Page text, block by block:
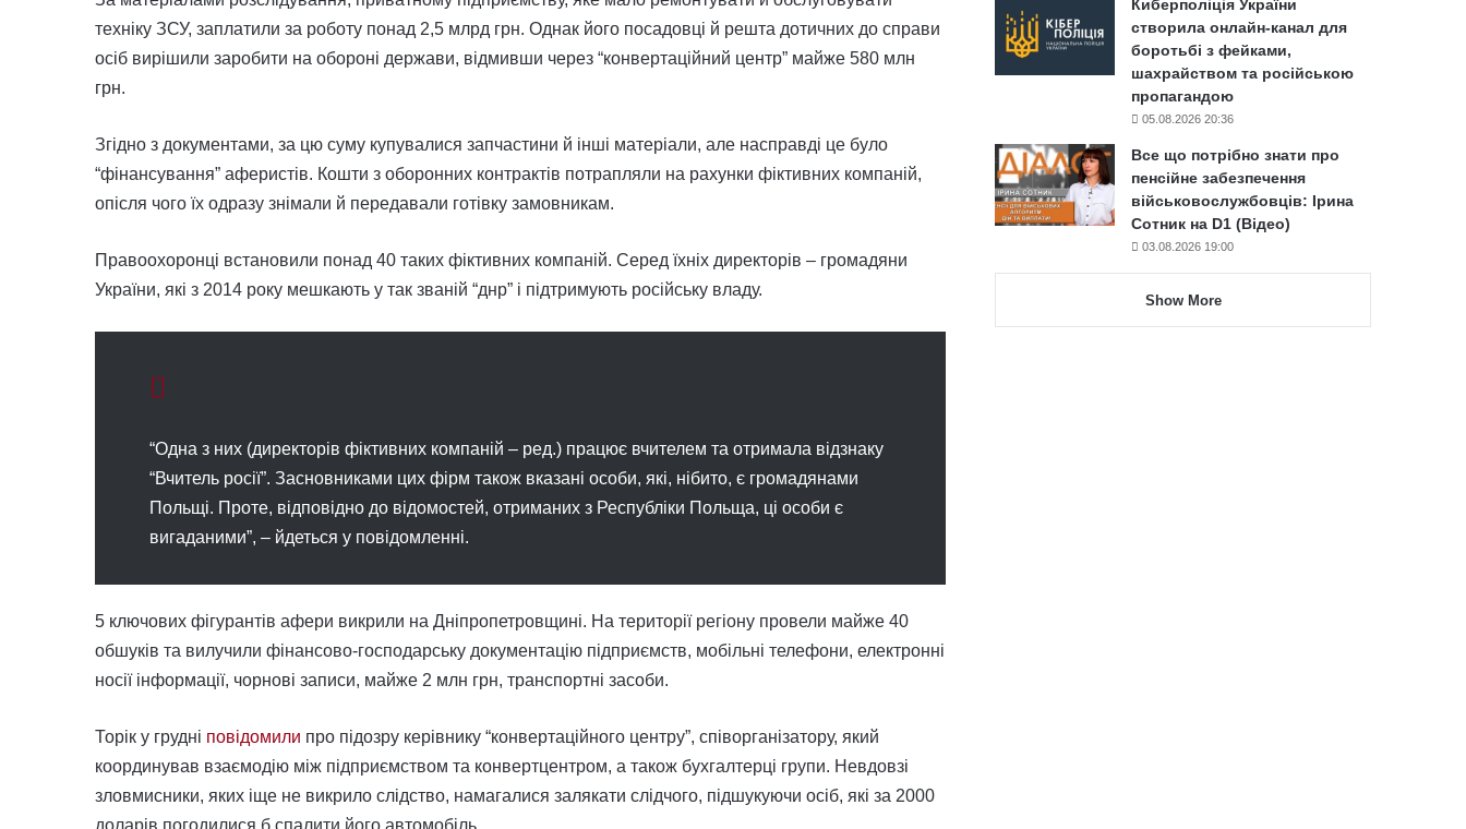
техніку ЗСУ, заплатили за роботу понад 2,5 млрд грн. Однак його посадовці й решта дотичних до справи
осіб вирішили заробити на обороні держави, відмивши через “конвертаційний центр” майже 580 млн
грн.
Згідно з документами, за цю суму купувалися запчастини й інші матеріали, але насправді це було
“фінансування” аферистів. Кошти з оборонних контрактів потрапляли на рахунки фіктивних компаній,
опісля чого їх одразу знімали й передавали готівку замовникам.
Правоохоронці встановили понад 40 таких фіктивних компаній. Серед їхніх директорів – громадяни
України, які з 2014 року мешкають у так званій “днр” і підтримують російську владу.
“Одна з них (директорів фіктивних компаній – ред.) працює вчителем та отримала відзнаку
“Вчитель росії”. Засновниками цих фірм також вказані особи, які, нібито, є громадянами
Польщі. Проте, відповідно до відомостей, отриманих з Республіки Польща, ці особи є
вигаданими”, – йдеться у повідомленні.
5 ключових фігурантів афери викрили на Дніпропетровщині. На території регіону провели майже 40
обшуків та вилучили фінансово-господарську документацію підприємств, мобільні телефони, електронні
носії інформації, чорнові записи, майже 2 млн грн, транспортні засоби.
Торік у грудні повідомили про підозру керівнику “конвертаційного центру”, співорганізатору, який
координував взаємодію між підприємством та конвертцентром, а також бухгалтерці групи. Невдовзі
зловмисники, яких іще не викрило слідство, намагалися залякати слідчого, підшукуючи осіб, які за 2000
доларів погодилися б спалити його автомобіль.
Киберполіція України
створила онлайн-канал для
боротьбі з фейками,
шахрайством та російською
пропагандою
05.08.2026 20:36
Все що потрібно знати про
пенсійне забезпечення
військовослужбовців: Ірина
Сотник на D1 (Відео)
03.08.2026 19:00
Show More